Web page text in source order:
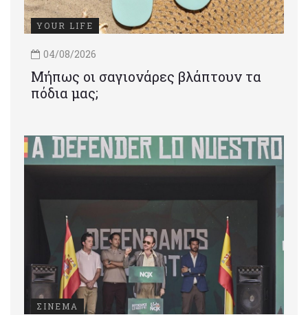
YOUR LIFE
04/08/2026
Μήπως οι σαγιονάρες βλάπτουν τα
πόδια μας;
ΣΙΝΕΜΑ